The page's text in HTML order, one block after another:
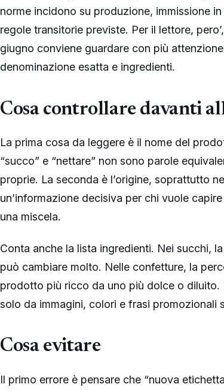
norme incidono su produzione, immissione
regole transitorie previste. Per il lettore,
giugno conviene guardare con più
denominazione esatta e ingredienti.
Cosa controllare davanti
La prima cosa da leggere è il nome del
“succo” e “nettare” non sono parole
proprie. La seconda è l’origine, soprattutto
un’informazione decisiva per chi vuole
una miscela.
Conta anche la lista ingredienti. Nei succhi,
può cambiare molto. Nelle confetture, la
prodotto più ricco da uno più dolce o
solo da immagini, colori e frasi promozionali
Cosa evitare
Il primo errore è pensare che “nuova